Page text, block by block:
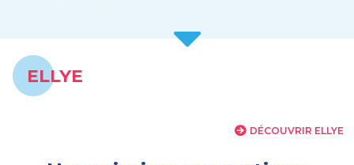
ELLYE
DÉCOUVRIR ELLYE